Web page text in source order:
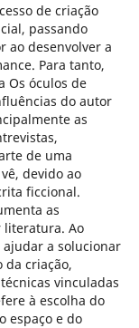
de criação
passando
ao desenvolver a
Para tanto,
Os óculos de
do autor
as
de uma
devido ao
ficcional.
as
literatura. Ao
a solucionar
da criação,
vinculadas
à escolha do
espaço e do